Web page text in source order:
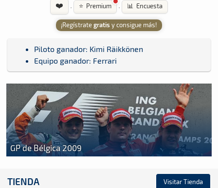
❤️ · ⭐ Premium · 📊 Encuesta
¡Regístrategratis y consigue más!
Piloto ganador: Kimi Räikkönen
Equipo ganador: Ferrari
GP de Bélgica 2009
TIENDA Visitar Tienda